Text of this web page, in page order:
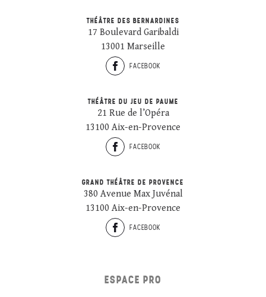
THÉÂTRE DES BERNARDINES
17 Boulevard Garibaldi
13001 Marseille
FACEBOOK
THÉÂTRE DU JEU DE PAUME
21 Rue de l’Opéra
13100 Aix-en-Provence
FACEBOOK
GRAND THÉÂTRE DE PROVENCE
380 Avenue Max Juvénal
13100 Aix-en-Provence
FACEBOOK
ESPACE PRO